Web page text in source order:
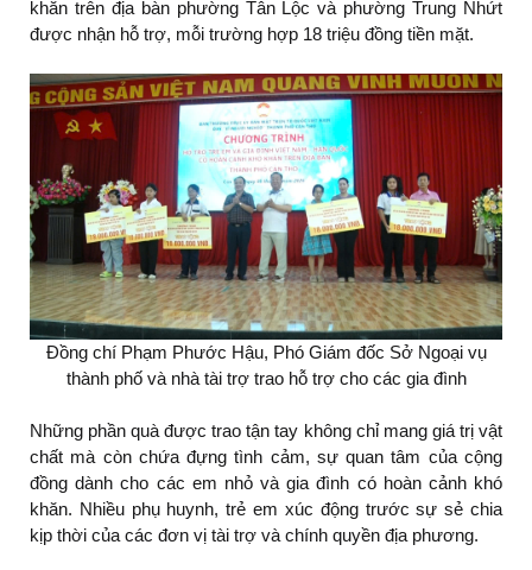
khăn trên địa bàn phường Tân Lộc và phường Trung Nhứt
được nhận hỗ trợ, mỗi trường hợp 18 triệu đồng tiền mặt.
Đồng chí Phạm Phước Hậu, Phó Giám đốc Sở Ngoại vụ
thành phố và nhà tài trợ trao hỗ trợ cho các gia đình
Những phần quà được trao tận tay không chỉ mang giá trị vật
chất mà còn chứa đựng tình cảm, sự quan tâm của cộng
đồng dành cho các em nhỏ và gia đình có hoàn cảnh khó
khăn. Nhiều phụ huynh, trẻ em xúc động trước sự sẻ chia
kịp thời của các đơn vị tài trợ và chính quyền địa phương.